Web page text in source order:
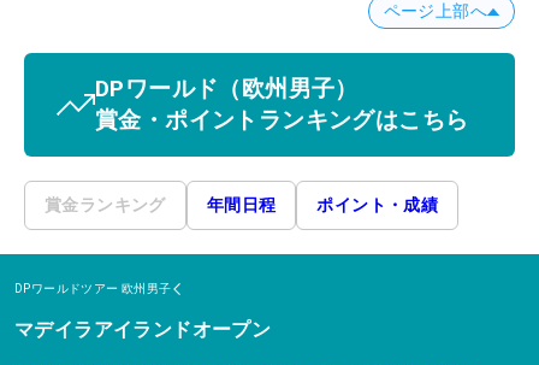
ページ上部へ
DPワールド （欧州男子）
賞金・ポイントランキングはこちら
賞金ランキング 年間日程 ポイント・成績
DPワールドツアー 欧州男子
マデイラアイランドオープン